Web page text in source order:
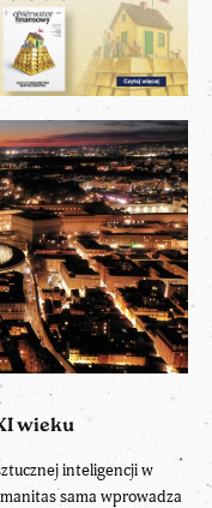
wieku
inteligencji w
sama wprowadza